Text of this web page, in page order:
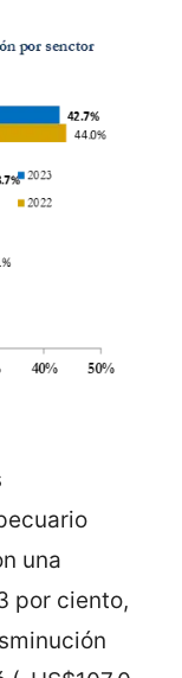
una
por ciento,